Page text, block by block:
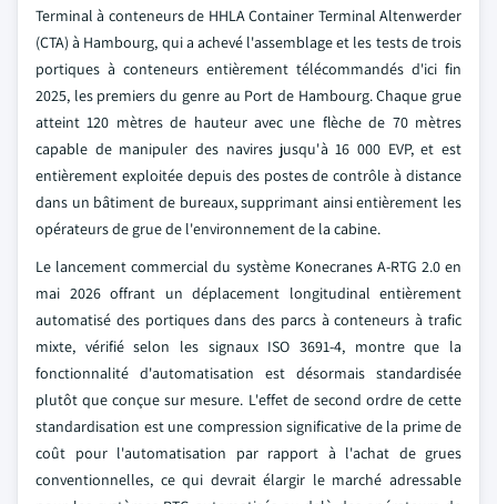
Terminal à conteneurs de HHLA Container Terminal Altenwerder
(CTA) à Hambourg, qui a achevé l'assemblage et les tests de trois
portiques à conteneurs entièrement télécommandés d'ici fin
2025, les premiers du genre au Port de Hambourg. Chaque grue
atteint 120 mètres de hauteur avec une flèche de 70 mètres
capable de manipuler des navires jusqu'à 16 000 EVP, et est
entièrement exploitée depuis des postes de contrôle à distance
dans un bâtiment de bureaux, supprimant ainsi entièrement les
opérateurs de grue de l'environnement de la cabine.
Le lancement commercial du système Konecranes A-RTG 2.0 en
mai 2026 offrant un déplacement longitudinal entièrement
automatisé des portiques dans des parcs à conteneurs à trafic
mixte, vérifié selon les signaux ISO 3691-4, montre que la
fonctionnalité d'automatisation est désormais standardisée
plutôt que conçue sur mesure. L'effet de second ordre de cette
standardisation est une compression significative de la prime de
coût pour l'automatisation par rapport à l'achat de grues
conventionnelles, ce qui devrait élargir le marché adressable